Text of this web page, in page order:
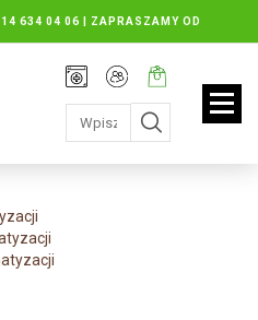
14 634 04 06 | ZAPRASZAMY OD
DO 16.30, SOBOTY: 8.30 DO 13.00
Rejestracja
Moje
konto
Twój
koszyk:
jest
pusty